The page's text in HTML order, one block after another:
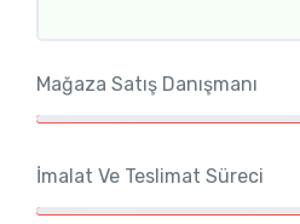
Mağaza Satış Danışmanı
İmalat Ve Teslimat Süreci